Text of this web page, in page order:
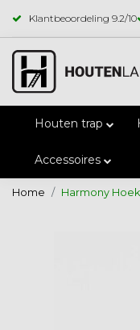
Klantbeoordeling 9.2/10
Houten trap
Accessoires
Home Harmony